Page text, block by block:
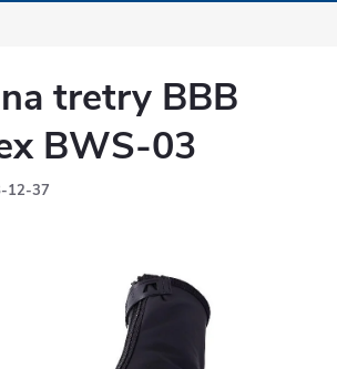
tretry BBB
BWS-03
12-37